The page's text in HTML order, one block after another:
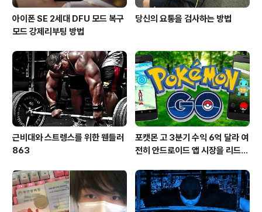
아이폰 SE 2세대 DFU 모드 복구
모드 강제리부팅 방법
당신의 요통을 검사하는 방법
근비대와 스트렝스를 위한 웬들러
863
포캣몬 고 3분기 수익 6억 달라 여
전히 안드로이드 앱 시장을 리드